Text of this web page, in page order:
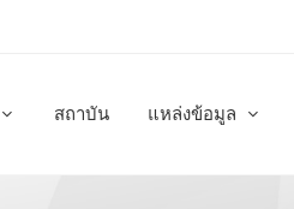
สถาบัน แหล่งข้อมูล